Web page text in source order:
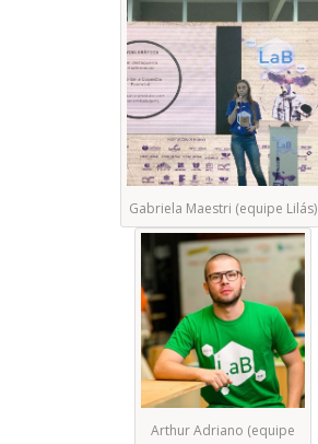
Gabriela Maestri (equipe Lilás)
Arthur Adriano (equipe